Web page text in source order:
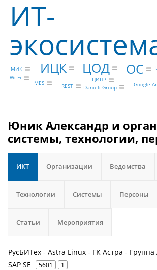
ИТ-
ИЦК ЦОД ОС
МИК
Wi-Fi
MES REST Danieli Group Google
ЦИПР
Юник Александр и
системы, технологии,
ИКТ Организации Ведомства
Технологии Системы Персоны
Статьи Мероприятия
РусБИТех - Astra Linux - ГК Астра - Группа
SAP SE 5601 1